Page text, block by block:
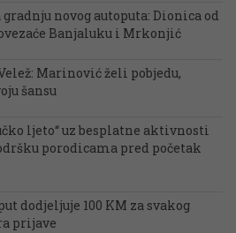
novog autoputa: Dionica od
Banjaluku i Mrkonjić
Marinović želi pobjedu,
šansu
ljeto“ uz besplatne aktivnosti
porodicama pred početak
dodjeljuje 100 KM za svakog
prijave